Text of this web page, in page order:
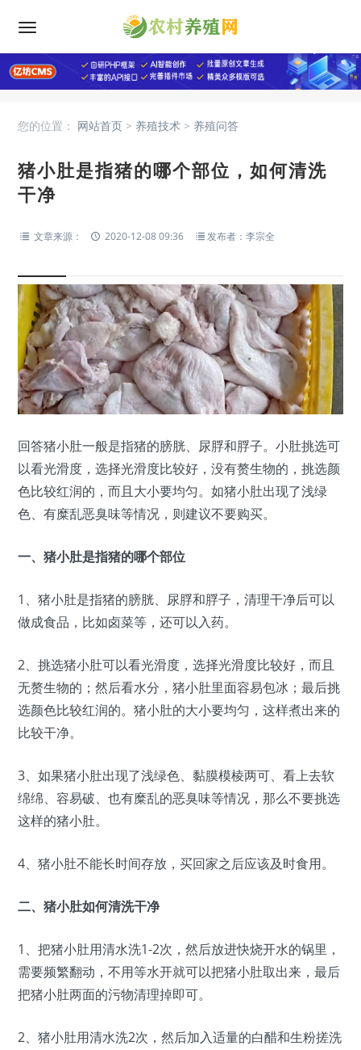
您的位置： 网站首页 > 养殖技术 > 养殖问答
猪小肚是指猪的哪个部位，如何清洗
干净
文章来源： 2020-12-08 09:36 发布者：李宗全
回答猪小肚一般是指猪的膀胱、尿脬和脬子。小肚挑选可
以看光滑度，选择光滑度比较好，没有赘生物的，挑选颜
色比较红润的，而且大小要均匀。如猪小肚出现了浅绿
色、有糜乱恶臭味等情况，则建议不要购买。
一、猪小肚是指猪的哪个部位
1、猪小肚是指猪的膀胱、尿脬和脬子，清理干净后可以
做成食品，比如卤菜等，还可以入药。
2、挑选猪小肚可以看光滑度，选择光滑度比较好，而且
无赘生物的；然后看水分，猪小肚里面容易包冰；最后挑
选颜色比较红润的。猪小肚的大小要均匀，这样煮出来的
比较干净。
3、如果猪小肚出现了浅绿色、黏膜模棱两可、看上去软
绵绵、容易破、也有糜乱的恶臭味等情况，那么不要挑选
这样的猪小肚。
4、猪小肚不能长时间存放，买回家之后应该及时食用。
二、猪小肚如何清洗干净
1、把猪小肚用清水洗1-2次，然后放进快烧开水的锅里，
需要频繁翻动，不用等水开就可以把猪小肚取出来，最后
把猪小肚两面的污物清理掉即可。
2、猪小肚用清水洗2次，然后加入适量的白醋和生粉搓洗